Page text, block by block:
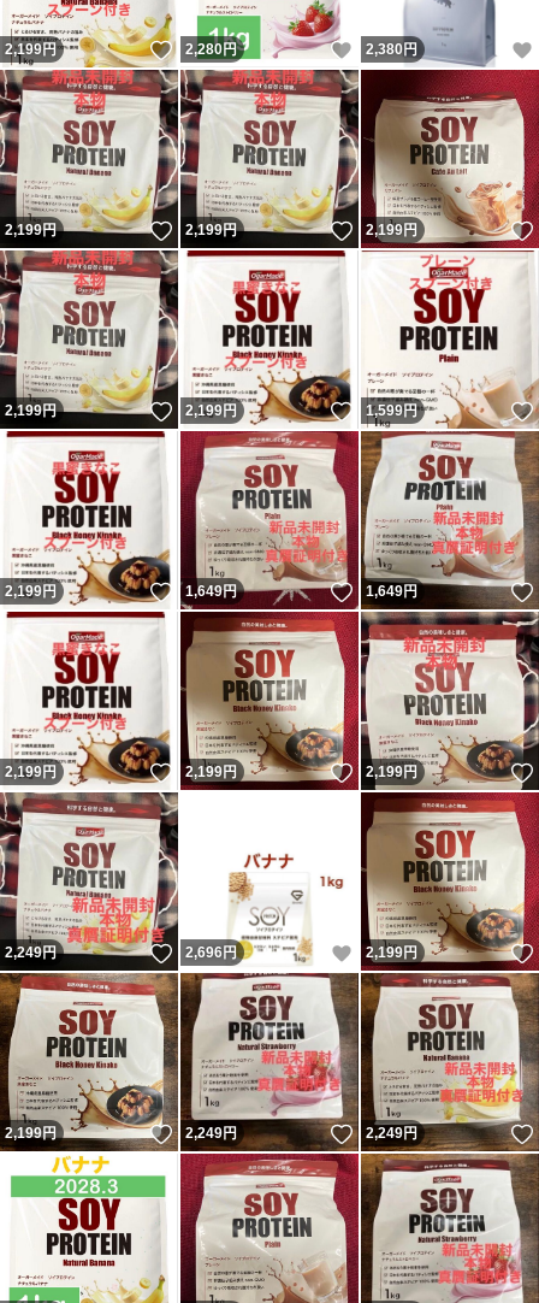
2,199円 いいね！
2,280円 いいね！
2,380 円
2,199円 いいね！
2,199円 いいね！
2,199円
2,199円 いいね！
2,199円 いいね！
1,599円
2,199円 いいね！
1,649円 いいね！
1,649円
2,199円 いいね！
2,199円 いいね！
2,199円
2,249円 いいね！
2,696 円 いいね！
2,199円
2,199円 いいね！
2,249円 いいね！
2,249円